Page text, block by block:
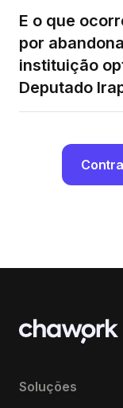
E o que
por
instituição
Deputado
Soluções